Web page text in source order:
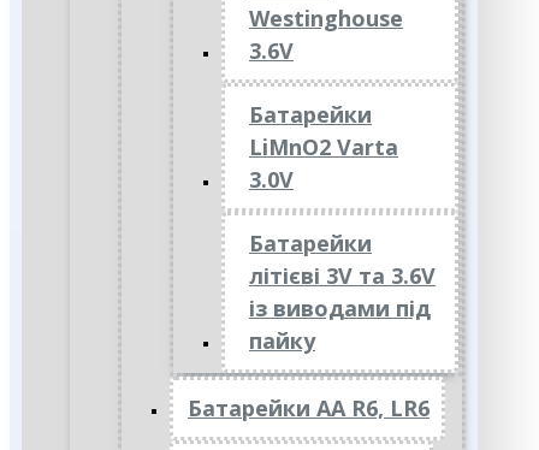
Westinghouse
3.6V
Батарейки
LiMnO2 Varta
3.0V
Батарейки
літієві 3V та 3.6V
із виводами під
пайку
Батарейки АА R6, LR6